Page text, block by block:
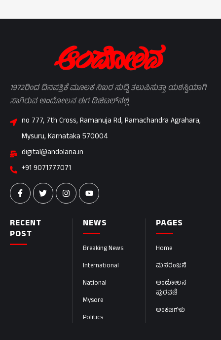
PAGES
Home
ಮನರಂಜನೆ
ಆಂದೋಲನ
ಪುರವಣಿ
ಅಂಕಣಗಳು
NEWS
Breaking News
International
National
Mysore
Politics
RECENT
POST
1972ರಿಂದ ದಿನಪತ್ರಿಕೆ ಮೂಲಕ ನಿಖರ ಸುದ್ದಿ ತಲುಪಿಸುತ್ತಾ ಯಶಸ್ವಿಯಾಗಿ
ಸಾಗಿರುವ ಆಂದೋಲನ ಈಗ ಡಿಜಿಟಲ್‌ನಲ್ಲಿ
no 777, 7th Cross, Ramanuja Rd, Ramachandra Agrahara,
Mysuru, Karnataka 570004
digital@andolana.in
+91 9071777071